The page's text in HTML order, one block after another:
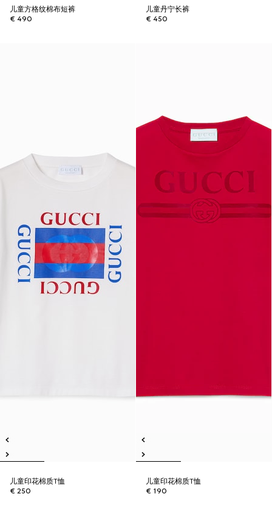
儿童方格纹棉布短裤
€ 490
儿童丹宁长裤
€ 450
儿童印花棉质T恤
€ 250
儿童印花棉质T恤
€ 190